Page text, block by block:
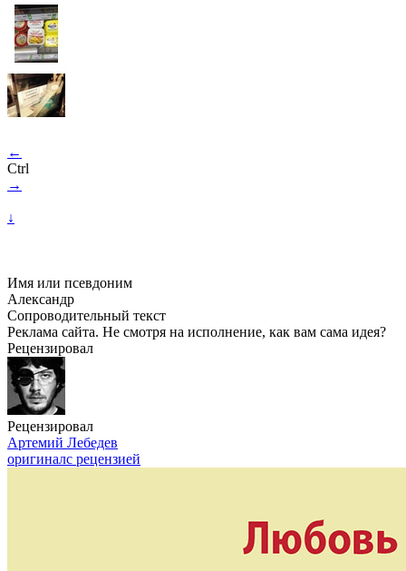
←
Ctrl
→
↓
Имя или псевдоним
Александр
Сопроводительный текст
Реклама сайта. Не смотря на исполнение, как вам сама идея?
Рецензировал
Рецензировал
Артемий Лебедев
оригиналс рецензией